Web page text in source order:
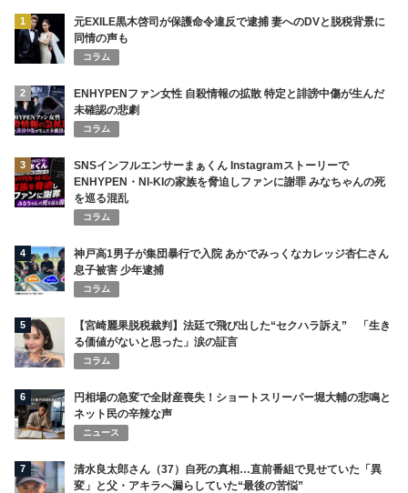
1
元EXILE黒木啓司が保護命令違反で逮捕 妻へのDVと脱税背景に
同情の声も
コラム
2
ENHYPENファン女性 自殺情報の拡散 特定と誹謗中傷が生んだ
未確認の悲劇
コラム
3
SNSインフルエンサーまぁくん Instagramストーリーで
ENHYPEN・NI-KIの家族を脅迫しファンに謝罪 みなちゃんの死
を巡る混乱
コラム
4
神戸高1男子が集団暴行で入院 あかでみっくなカレッジ杏仁さん
息子被害 少年逮捕
コラム
5
【宮崎麗果脱税裁判】法廷で飛び出した“セクハラ訴え” 「生き
る価値がないと思った」涙の証言
コラム
6
円相場の急変で全財産喪失！ショートスリーパー堀大輔の悲鳴と
ネット民の辛辣な声
ニュース
7
清水良太郎さん（37）自死の真相…直前番組で見せていた「異
変」と父・アキラへ漏らしていた“最後の苦悩”